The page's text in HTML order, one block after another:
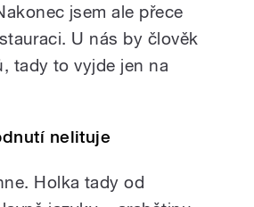
jsem ale přece
U nás by člověk
tady to vyjde jen na
nelituje
Holka tady od